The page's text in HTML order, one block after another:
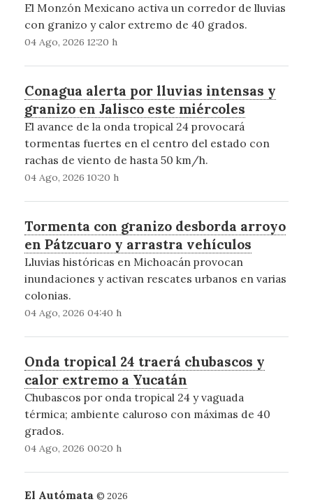
El Monzón Mexicano activa un corredor de lluvias
con granizo y calor extremo de 40 grados.
04 Ago, 2026 12:20 h
Conagua alerta por lluvias intensas y
granizo en Jalisco este miércoles
El avance de la onda tropical 24 provocará
tormentas fuertes en el centro del estado con
rachas de viento de hasta 50 km/h.
04 Ago, 2026 10:20 h
Tormenta con granizo desborda arroyo
en Pátzcuaro y arrastra vehículos
Lluvias históricas en Michoacán provocan
inundaciones y activan rescates urbanos en varias
colonias.
04 Ago, 2026 04:40 h
Onda tropical 24 traerá chubascos y
calor extremo a Yucatán
Chubascos por onda tropical 24 y vaguada
térmica; ambiente caluroso con máximas de 40
grados.
04 Ago, 2026 00:20 h
El Autómata © 2026